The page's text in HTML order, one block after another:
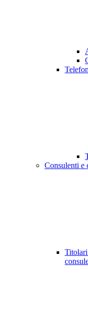
Consulenti e